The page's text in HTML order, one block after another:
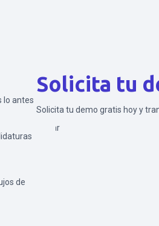
lo antes
de
Solicita tu
Solicita tu demo gratis hoy y
Enviar